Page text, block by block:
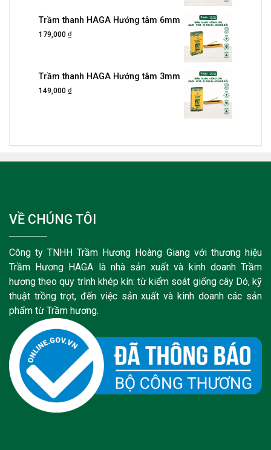
Trầm thanh HAGA Hướng tâm 6mm
179,000 ₫
Trầm thanh HAGA Hướng tâm 3mm
149,000 ₫
VỀ CHÚNG TÔI
Công ty TNHH Trầm Hương Hoàng Giang với thương hiệu
Trầm Hương HAGA là nhà sản xuất và kinh doanh Trầm
hương theo quy trình khép kín: từ kiểm soát giống cây Dó, kỹ
thuật trồng trọt, đến việc sản xuất và kinh doanh các sản
phẩm từ Trầm hương.